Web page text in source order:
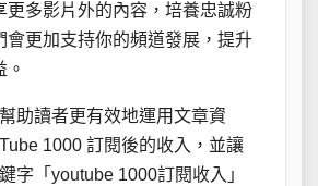
更多影片外的內容，培養忠誠粉
會更加支持你的頻道發展，提升
。
助讀者更有效地運用文章資
1000 訂閱後的收入，並讓
字「youtube 1000訂閱收入」